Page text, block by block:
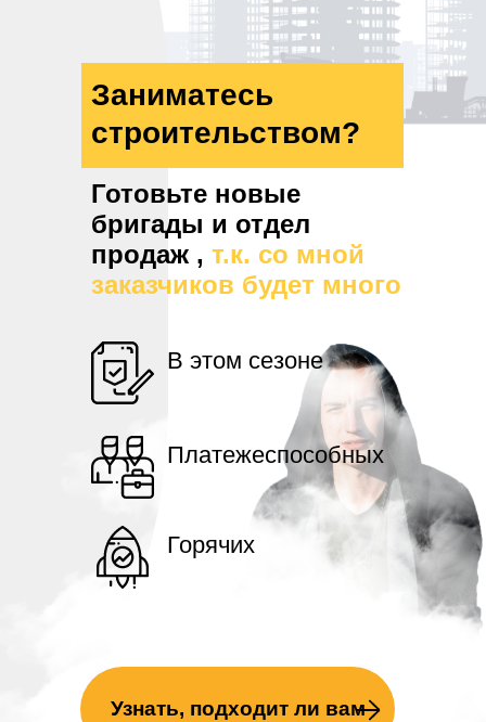
Готовьте новые
бригады и отдел
продаж , т.к. со мной
заказчиков будет много
Заниматесь
строительством?
Узнать, подходит ли вам
В этом сезоне
Платежеспособных
Горячих